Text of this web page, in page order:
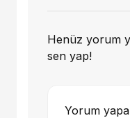
Henüz yorum
sen yap!
Yorum